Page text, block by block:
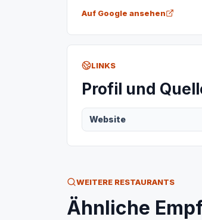
Auf Google ansehen
LINKS
Profil und
Website
WEITERE RESTAURANTS
Ähnliche